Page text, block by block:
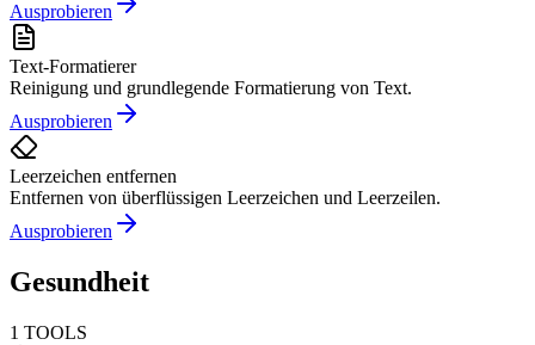
Ausprobieren
Text-Formatierer
Reinigung und grundlegende Formatierung von Text.
Ausprobieren
Leerzeichen entfernen
Entfernen von überflüssigen Leerzeichen und Leerzeilen.
Ausprobieren
Gesundheit
1 TOOLS